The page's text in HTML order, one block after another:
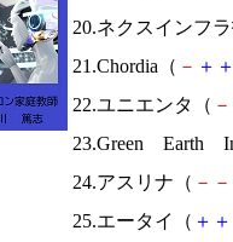
20.ネクスインフ
21.Chordia（ － ＋
22.ユニエンタ（ －
23.Green Earth
24.アスリナ（ － －
25.エータイ（ ＋ ＋